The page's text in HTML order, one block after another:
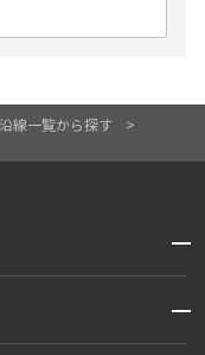
沿線一覧から探す
開閉
開閉